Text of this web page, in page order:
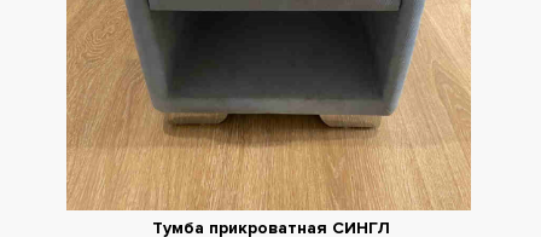
Тумба прикроватная СИНГЛ